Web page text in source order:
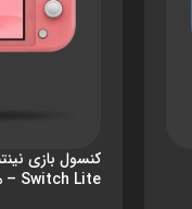
Switch Lite – مرجانی